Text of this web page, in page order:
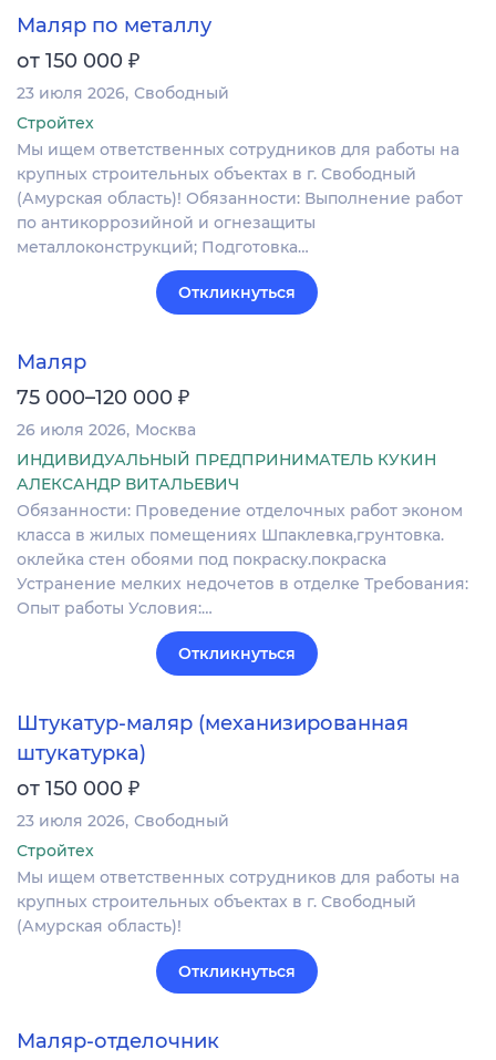
Маляр по металлу
от 150 000 ₽
23 июля 2026 Свободный
Стройтех
Мы ищем ответственных сотрудников для работы на
крупных строительных объектах в г. Свободный
(Амурская область)! Обязанности: Выполнение работ
по антикоррозийной и огнезащиты
металлоконструкций; Подготовка…
Откликнуться
Маляр
75 000–120 000 ₽
26 июля 2026 Москва
ИНДИВИДУАЛЬНЫЙ ПРЕДПРИНИМАТЕЛЬ КУКИН
АЛЕКСАНДР ВИТАЛЬЕВИЧ
Обязанности: Проведение отделочных работ эконом
класса в жилых помещениях Шпаклевка,грунтовка.
оклейка стен обоями под покраску.покраска
Устранение мелких недочетов в отделке Требования:
Опыт работы Условия:…
Откликнуться
Штукатур-маляр (механизированная
штукатурка)
от 150 000 ₽
23 июля 2026 Свободный
Стройтех
Мы ищем ответственных сотрудников для работы на
крупных строительных объектах в г. Свободный
(Амурская область)!
Откликнуться
Маляр-отделочник